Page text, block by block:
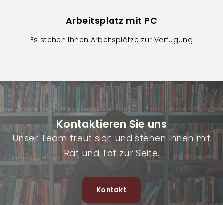
Arbeitsplatz mit PC
Es stehen Ihnen Arbeitsplätze zur Verfügung
Kontaktieren Sie uns
Unser Team freut sich und stehen Ihnen mit
Rat und Tat zur Seite.
Kontakt